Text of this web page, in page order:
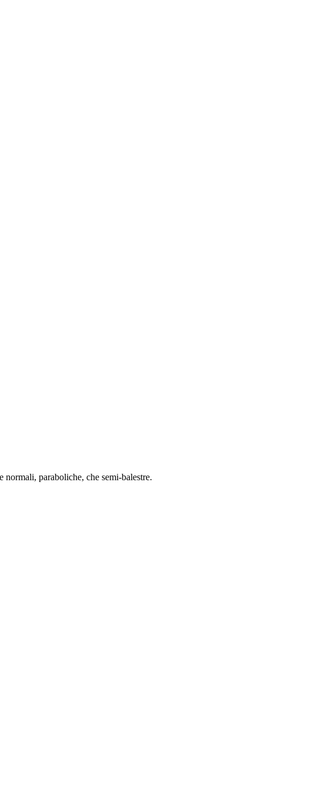
normali, paraboliche, che semi-balestre.